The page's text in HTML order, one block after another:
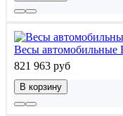
Весы
821 963 руб
В корзину